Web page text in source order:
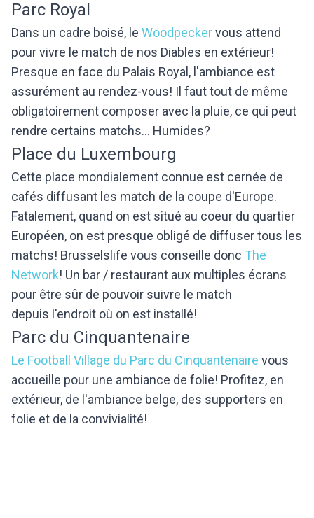
Parc Royal
Dans un cadre boisé, le Woodpeckervous attend
pour vivre le match de nos Diables en extérieur!
Presque en face du Palais Royal, l'ambiance est
assurément au rendez-vous! Il faut tout de même
obligatoirement composer avec la pluie, ce qui peut
rendre certains matchs... Humides?
Place du Luxembourg
Cette place mondialement connue est cernée de
cafés diffusant les match de la coupe d'Europe.
Fatalement, quand on est situé au coeur du quartier
Européen, on est presque obligé de diffuser tous les
matchs! Brusselslife vous conseille donc The
Network! Un bar / restaurant aux multiples écrans
pour être sûr de pouvoir suivre le match
depuis l'endroit où on est installé!
Parc du Cinquantenaire
Le Football Village du Parc du Cinquantenaire vous
accueille pour une ambiance de folie! Profitez, en
extérieur, de l'ambiance belge, des supporters en
folie et de la convivialité!